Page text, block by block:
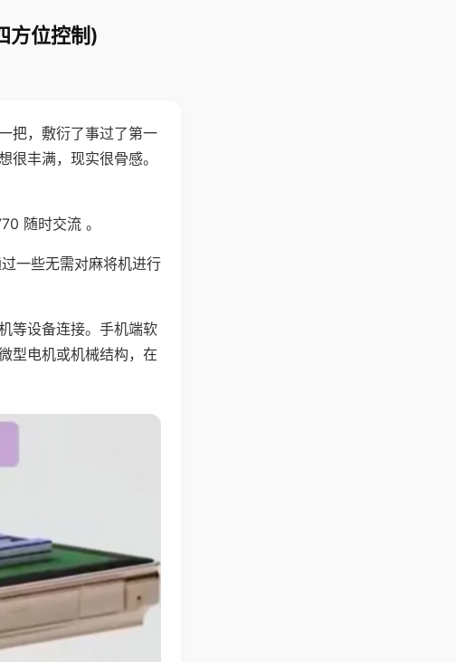
方位控制)
把，敷衍了事过了第一
丰满，现实很骨感。
随时交流 。
一些无需对麻将机进行
等设备连接。手机端软
型电机或机械结构，在